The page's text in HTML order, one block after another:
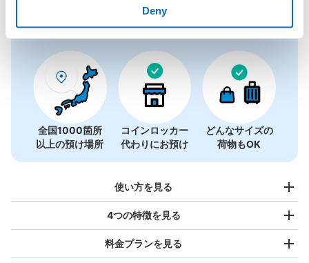
Deny
全国1000箇所
以上の預け場所
コインロッカー
代わりにお預け
どんなサイズの
荷物もOK
使い方を見る
4つの特徴を見る
料金プランを見る